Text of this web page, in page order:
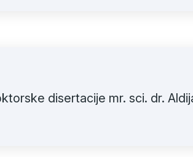
disertacije mr. sci. dr.